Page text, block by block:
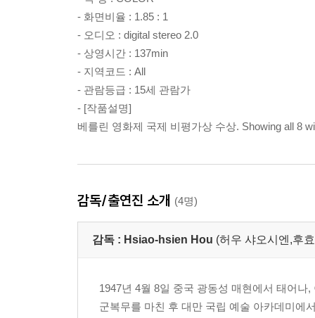
- 화면비율 : 1.85 : 1
- 오디오 : digital stereo 2.0
- 상영시간 : 137min
- 지역코드 : All
- 관람등급 : 15세 관람가
- [작품설명]
베를린 영화제 국제 비평가상 수상. Showing all 8
감독/출연진 소개 (4명)
감독 : Hsiao-hsien Hou (허우 샤오시엔,후
1947년 4월 8일 중국 광동성 매현에서 태어
군복무를 마친 후 대만 국립 예술 아카데미에